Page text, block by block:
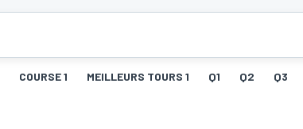
COURSE 1 MEILLEURS TOURS 1 Q1 Q2 Q3